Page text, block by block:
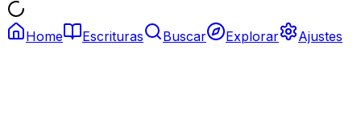
Home Escrituras Buscar Explorar Ajustes